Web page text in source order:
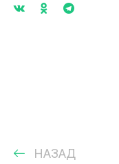
НАЗАД